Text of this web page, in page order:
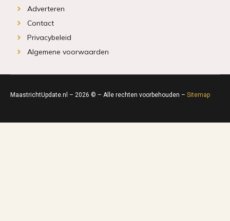
Adverteren
Contact
Privacybeleid
Algemene voorwaarden
MaastrichtUpdate.nl – 2026 © – Alle rechten voorbehouden – Sitemap